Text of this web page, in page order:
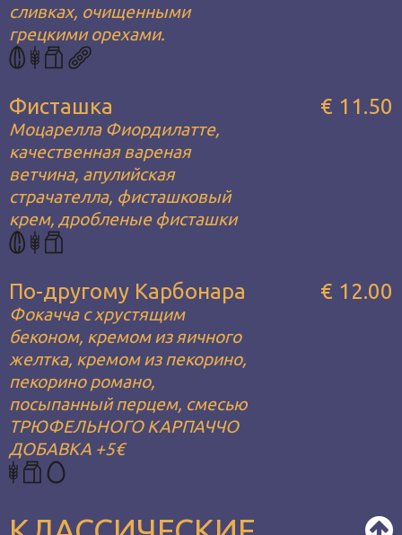
сливках, очищенными
грецкими орехами.
Фисташка
Моцарелла Фиордилатте,
качественная вареная
ветчина, апулийская
страчателла, фисташковый
крем, дробленые фисташки
€ 11.50
По-другому Карбонара
Фокачча с хрустящим
беконом, кремом из яичного
желтка, кремом из пекорино,
пекорино романо,
посыпанный перцем, смесью
ТРЮФЕЛЬНОГО КАРПАЧЧО
ДОБАВКА +5€
€ 12.00